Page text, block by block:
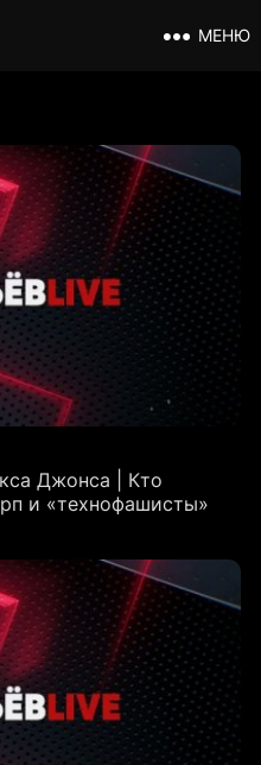
МЕНЮ
Джонса | Кто
и «технофашисты»